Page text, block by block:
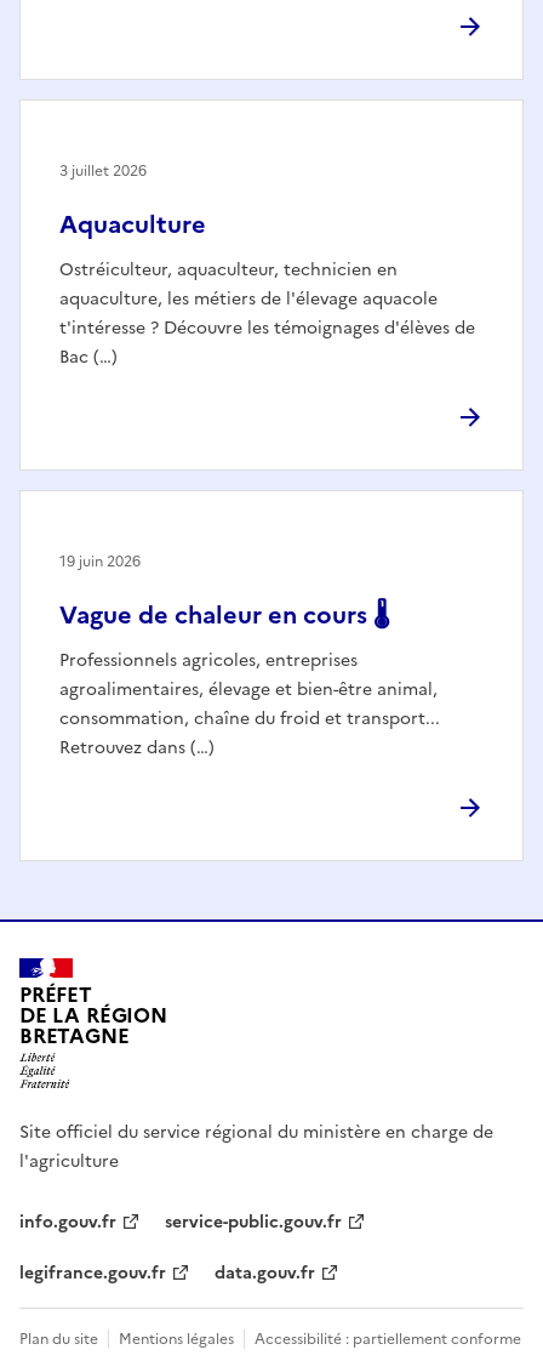
Aquaculture
Ostréiculteur, aquaculteur, technicien en
aquaculture, les métiers de l'élevage aquacole
t'intéresse ? Découvre les témoignages d'élèves de
Bac (…)
3 juillet 2026
Vague de chaleur en cours 🌡️
Professionnels agricoles, entreprises
agroalimentaires, élevage et bien-être animal,
consommation, chaîne du froid et transport...
Retrouvez dans (…)
19 juin 2026
PRÉFET
DE LA RÉGION
BRETAGNE
Site officiel du service régional du ministère en charge de
l'agriculture
info.gouv.fr
service-public.gouv.fr
legifrance.gouv.fr
data.gouv.fr
Plan du site Mentions légales Accessibilité : partiellement conforme